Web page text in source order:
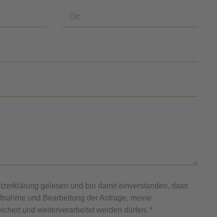
gelesen und bin damit einverstanden, dass
und Bearbeitung der Anfrage, meine
und weiterverarbeitet werden dürfen. *